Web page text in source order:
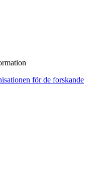
för de forskande